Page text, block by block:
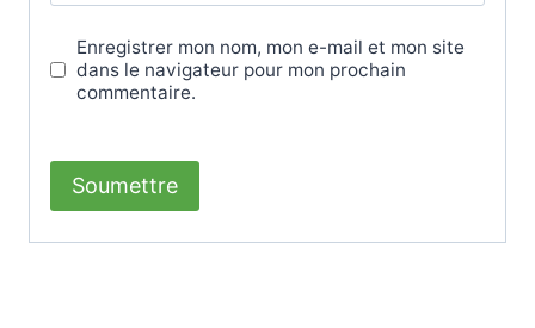
Enregistrer mon nom, mon e-mail et mon site
dans le navigateur pour mon prochain
commentaire.